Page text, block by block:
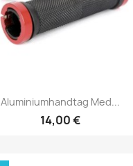
Snabbvy
Aluminiumhandtag Med...
14,00 €